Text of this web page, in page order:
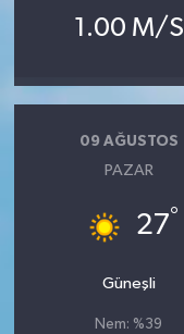
1.00 M/S
09 AĞUSTOS
PAZAR
27°
Güneşli
Nem: %39